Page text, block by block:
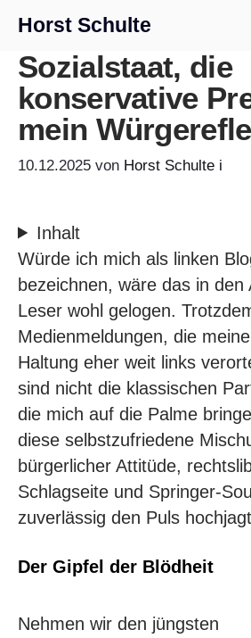
Horst Schulte
Sozialstaat, die
konservative
mein
10.12.2025 von Horst Schulte i
Inhalt
Würde ich mich als linken
bezeichnen, wäre das in den
Leser wohl gelogen.
Medienmeldungen, die
Haltung eher weit links
sind nicht die klassischen
die mich auf die Palme
diese selbstzufriedene
bürgerlicher Attitüde,
Schlagseite und Springer-
zuverlässig den Puls
Der Gipfel der Blödheit
Nehmen wir den jüngsten